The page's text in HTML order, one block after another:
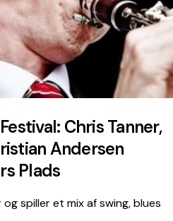
Chris Tanner,
Andersen
Plads
spiller et mix af swing, blues